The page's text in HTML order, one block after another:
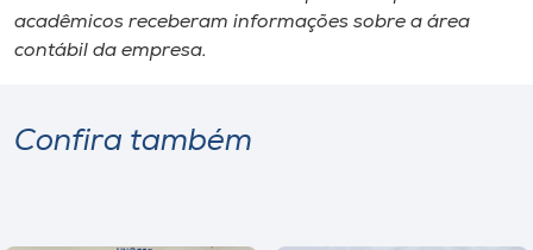
acadêmicos receberam informações sobre a área
contábil da empresa.
Confira também